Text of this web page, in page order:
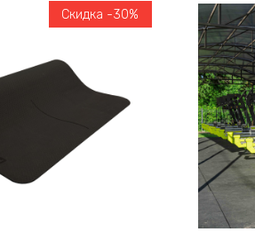
Скидка -30%